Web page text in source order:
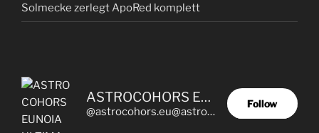
Solmecke zerlegt ApoRed komplett
ASTROCOHORS EUNOIA ULTIMA
@astrocohors.eu@astrocohors.eu
Follow